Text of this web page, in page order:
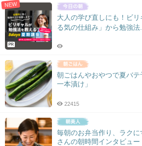
NEW
PR
大人の学び直しにも！ビ
る気の仕組み」から勉強法...
朝ごはんやおやつで夏バ
一本漬け」
22415
毎朝のお弁当作り、ラク
さんの朝時間インタビ